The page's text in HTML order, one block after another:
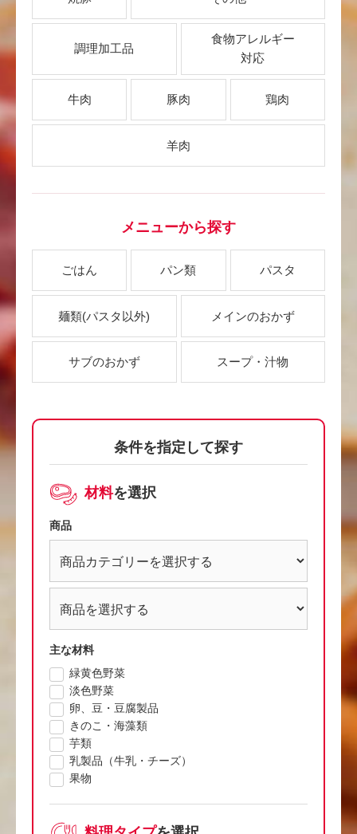
調理加工品
食物アレルギー
対応
牛肉 豚肉 鶏肉
羊肉
メニューから探す
ごはん パン類 パスタ
麺類(パスタ以外) メインのおかず
サブのおかず スープ・汁物
条件を指定して探す
材料を選択
商品
主な材料
緑黄色野菜
淡色野菜
卵、豆・豆腐製品
きのこ・海藻類
芋類
乳製品（牛乳・チーズ）
果物